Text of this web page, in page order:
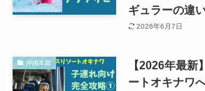
ギュラーの違
2026年6月7日
沖縄本島
【2026年最新
ートオキナワ